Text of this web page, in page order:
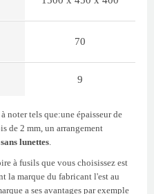
70
9
noter tels que:une épaisseur de
de 2 mm, un arrangement
lunettes
à fusils que vous choisissez est
la marque du fabricant l'est au
a ses avantages par exemple